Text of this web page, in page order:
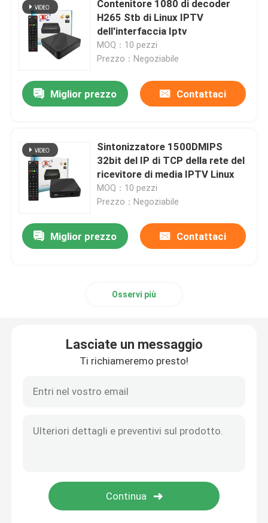
Contenitore di T2 TV di DVB
Decoder di Linux IPTV
Ricevitore via cavo DVB-C
Contenitore 1080 di decoder
H265 Stb di Linux IPTV
dell'interfaccia Iptv
MOQ：10 pezzi
Prezzo：Negoziabile
Miglior prezzo Contattaci
Sintonizzatore 1500DMIPS
32bit del IP di TCP della rete del
ricevitore di media IPTV Linux
MOQ：10 pezzi
Prezzo：Negoziabile
Miglior prezzo Contattaci
Osservi più
Lasciate un messaggio
Ti richiameremo presto!